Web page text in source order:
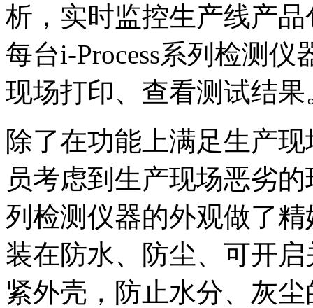
析，实时监控生产线产
每台i-Process系列检测
现场打印、查看测试结果
除了在功能上满足生产
员考虑到生产现场恶劣
列检测仪器的外观做了
装在防水、防尘、可开
紧外壳，防止水分、灰